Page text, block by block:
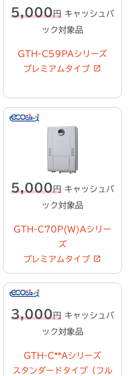
5,000円 キャッシュバ
ック対象品
GTH-C59PAシリーズ
プレミアムタイプ
5,000円 キャッシュバ
ック対象品
GTH-C70P(W)Aシリー
ズ
プレミアムタイプ
3,000円 キャッシュバ
ック対象品
GTH-C**Aシリーズ
スタンダードタイプ（フル